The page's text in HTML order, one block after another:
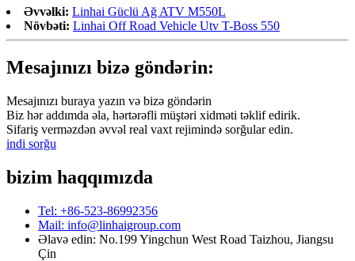
Əvvəlki: Linhai Güclü Ağ ATV M550L
Növbəti: Linhai Off Road Vehicle Utv T-Boss 550
Mesajınızı bizə göndərin:
Mesajınızı buraya yazın və bizə göndərin
Biz hər addımda əla, hərtərəfli müştəri xidməti təklif edirik.
Sifariş verməzdən əvvəl real vaxt rejimində sorğular edin.
indi sorğu
bizim haqqımızda
Tel: +86-523-86992356
Mail: info@linhaigroup.com
Əlavə edin: No.199 Yingchun West Road Taizhou, Jiangsu
Çin